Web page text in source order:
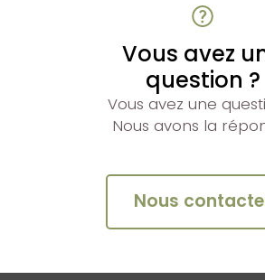
Vous avez
question ?
Vous avez une
Nous avons la
Nous